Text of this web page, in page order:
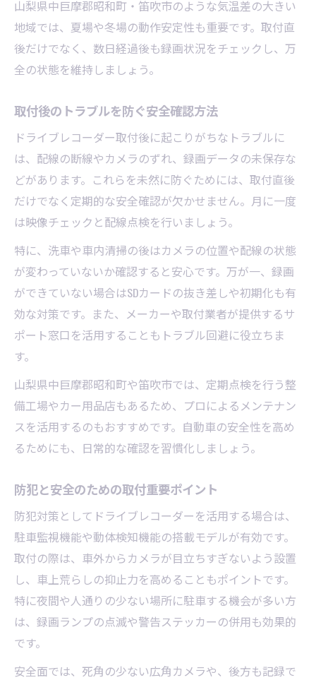
山梨県中巨摩郡昭和町・笛吹市のような気温差の大きい
地域では、夏場や冬場の動作安定性も重要です。取付直
後だけでなく、数日経過後も録画状況をチェックし、万
全の状態を維持しましょう。
取付後のトラブルを防ぐ安全確認方法
ドライブレコーダー取付後に起こりがちなトラブルに
は、配線の断線やカメラのずれ、録画データの未保存な
どがあります。これらを未然に防ぐためには、取付直後
だけでなく定期的な安全確認が欠かせません。月に一度
は映像チェックと配線点検を行いましょう。
特に、洗車や車内清掃の後はカメラの位置や配線の状態
が変わっていないか確認すると安心です。万が一、録画
ができていない場合はSDカードの抜き差しや初期化も有
効な対策です。また、メーカーや取付業者が提供するサ
ポート窓口を活用することもトラブル回避に役立ちま
す。
山梨県中巨摩郡昭和町や笛吹市では、定期点検を行う整
備工場やカー用品店もあるため、プロによるメンテナン
スを活用するのもおすすめです。自動車の安全性を高め
るためにも、日常的な確認を習慣化しましょう。
防犯と安全のための取付重要ポイント
防犯対策としてドライブレコーダーを活用する場合は、
駐車監視機能や動体検知機能の搭載モデルが有効です。
取付の際は、車外からカメラが目立ちすぎないよう設置
し、車上荒らしの抑止力を高めることもポイントです。
特に夜間や人通りの少ない場所に駐車する機会が多い方
は、録画ランプの点滅や警告ステッカーの併用も効果的
です。
安全面では、死角の少ない広角カメラや、後方も記録で